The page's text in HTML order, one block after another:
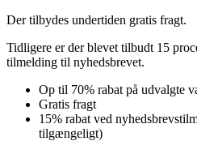
Der tilbydes undertiden gratis fragt.
Tidligere er der blevet tilbudt 15
tilmelding til nyhedsbrevet.
Op til 70% rabat på udvalgte
Gratis fragt
15% rabat ved
tilgængeligt)